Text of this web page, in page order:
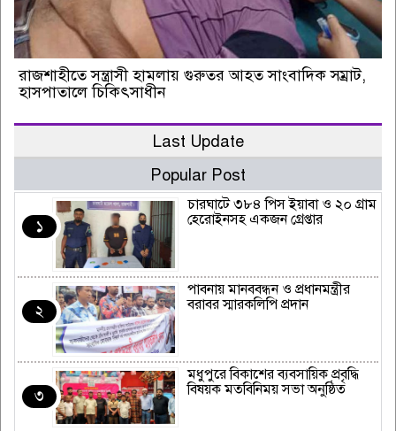
রাজশাহীতে সন্ত্রাসী হামলায় গুরুতর আহত সাংবাদিক সম্রাট,
হাসপাতালে চিকিৎসাধীন
Last Update
Popular Post
১
চারঘাটে ৩৮৪ পিস ইয়াবা ও ২০ গ্রাম
হেরোইনসহ একজন গ্রেপ্তার
২
পাবনায় মানববন্ধন ও প্রধানমন্ত্রীর
বরাবর স্মারকলিপি প্রদান
৩
মধুপুরে বিকাশের ব্যবসায়িক প্রবৃদ্ধি
বিষয়ক মতবিনিময় সভা অনুষ্ঠিত